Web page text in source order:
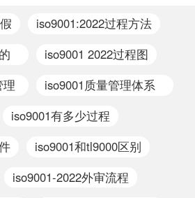
iso9001:2022过程方法
iso9001 2022过程图
理
iso9001质量管理体系
iso9001有多少过程
iso9001和tl9000区别
iso9001-2022外审流程